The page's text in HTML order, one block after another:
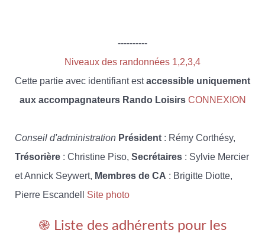
----------
Niveaux des randonnées 1,2,3,4
Cette partie avec identifiant estaccessible uniquement
aux accompagnateurs Rando Loisirs CONNEXION
Conseil d'administration Président : Rémy Corthésy,
Trésorière : Christine Piso, Secrétaires : Sylvie Mercier
et Annick Seywert, Membres de CA : Brigitte Diotte,
Pierre Escandell Site photo
֎ Liste des adhérents pour les